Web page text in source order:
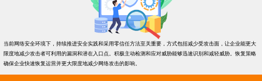
当前网络安全环境下，持续推进安全实践和采用零信任方法至关重要，方式包括减少受攻击面，让企业能更大
限度地减少攻击者可利用的漏洞和潜在入口点。积极主动检测和应对威胁能够迅速识别和减轻威胁。恢复策略
确保企业快速恢复运营并更大限度地减少网络攻击的影响。